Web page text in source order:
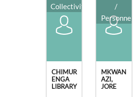
Collectivité
CHIMUR
ENGA
LIBRARY
/
Personne
MKWAN
AZI,
JORE